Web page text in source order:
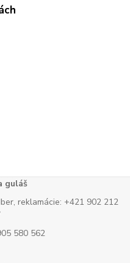
guláš
reklamácie: +421 902 212
580 562